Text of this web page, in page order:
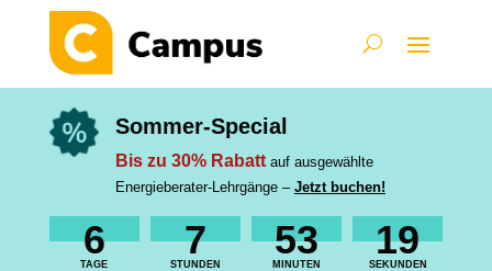
Sommer-Special
Bis zu 30% Rabatt auf ausgewählte
Energieberater-Lehrgänge – Jetzt buchen!
6
TAGE
7
STUNDEN
53
MINUTEN
18
SEKUNDEN